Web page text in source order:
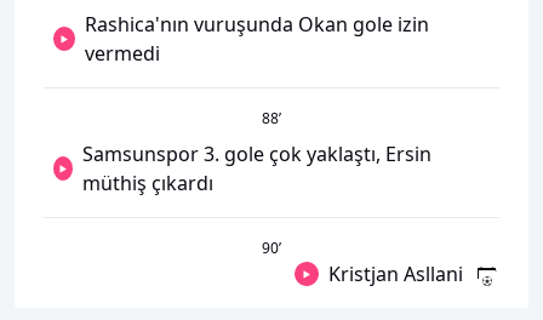
Rashica'nın vuruşunda Okan gole izin
vermedi
88’
Samsunspor 3. gole çok yaklaştı, Ersin
müthiş çıkardı
90’
Kristjan Asllani